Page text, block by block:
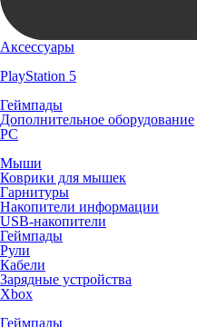
Аксессуары
PlayStation 5
Геймпады
Дополнительное оборудование
PC
Мыши
Коврики для мышек
Гарнитуры
Накопители информации
USB-накопители
Геймпады
Рули
Кабели
Зарядные устройства
Xbox
Геймпады